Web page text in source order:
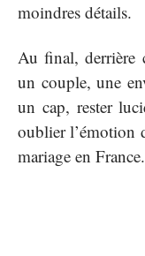
moindres détails.
Au final, derrière
un couple, une
un cap, rester
oublier l’émotion
mariage en France.